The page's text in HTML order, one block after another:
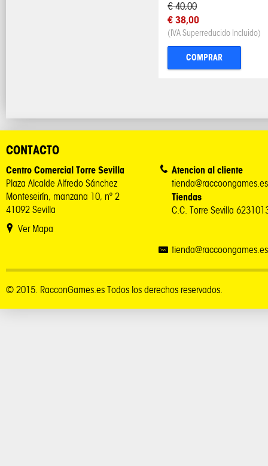
€ 40,00
€ 38,00
(IVA Superreducido Incluido)
COMPRAR
CONTACTO
Centro Comercial Torre Sevilla
Plaza Alcalde Alfredo Sánchez
Monteseirín, manzana 10, nº 2
41092 Sevilla
Ver Mapa
Atencion al cliente
tienda@raccoongames.es
Tiendas
C.C. Torre Sevilla
tienda@raccoongames.es
© 2015. RacconGames.es Todos los derechos reservados.